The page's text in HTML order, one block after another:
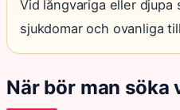
Vid långvariga eller
sjukdomar och ovanliga
När bör man söka